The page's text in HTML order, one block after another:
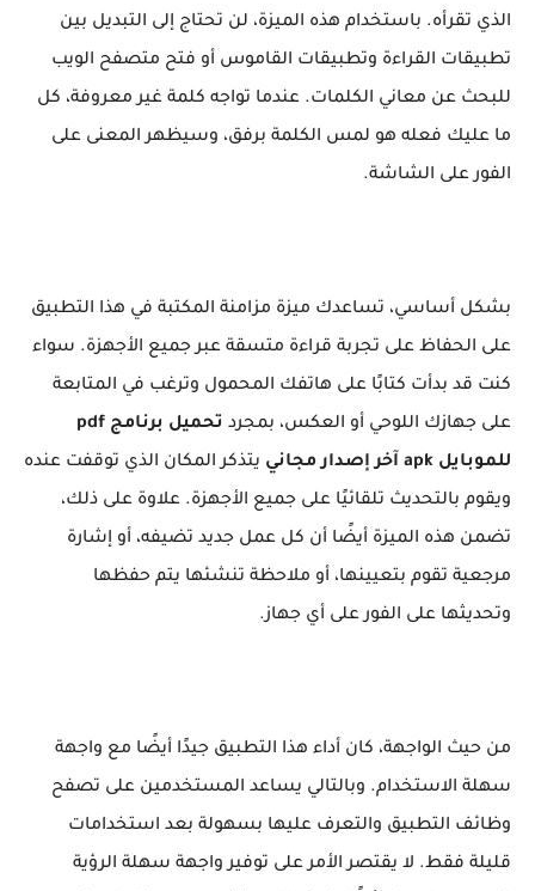
الذي تقرأه. باستخدام هذه الميزة، لن تحتاج إلى التبديل بين
تطبيقات القراءة وتطبيقات القاموس أو فتح متصفح الويب
للبحث عن معاني الكلمات. عندما تواجه كلمة غير معروفة، كل
ما عليك فعله هو لمس الكلمة برفق، وسيظهر المعنى على
الفور على الشاشة.
بشكل أساسي، تساعدك ميزة مزامنة المكتبة في هذا التطبيق
على الحفاظ على تجربة قراءة متسقة عبر جميع الأجهزة. سواء
كنت قد بدأت كتابًا على هاتفك المحمول وترغب في المتابعة
على جهازك اللوحي أو العكس، بمجرد
تحميل برنامج pdf
للموبايل apk آخر إصدار مجاني
يتذكر المكان الذي توقفت عنده
ويقوم بالتحديث تلقائيًا على جميع الأجهزة. علاوة على ذلك،
تضمن هذه الميزة أيضًا أن كل عمل جديد تضيفه، أو إشارة
مرجعية تقوم بتعيينها، أو ملاحظة تنشئها يتم حفظها
وتحديثها على الفور على أي جهاز.
من حيث الواجهة، كان أداء هذا التطبيق جيدًا أيضًا مع واجهة
سهلة الاستخدام. وبالتالي يساعد المستخدمين على تصفح
وظائف التطبيق والتعرف عليها بسهولة بعد استخدامات
قليلة فقط. لا يقتصر الأمر على توفير واجهة سهلة الرؤية